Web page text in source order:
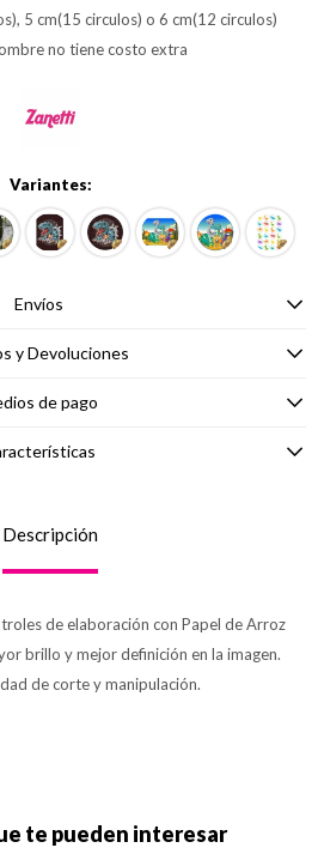
5 cm(15 circulos) o 6 cm(12 circulos)
no tiene costo extra
Variantes:
Envíos
y Devoluciones
de pago
Descripción
de elaboración con Papel de Arroz
brillo y mejor definición en la imagen.
de corte y manipulación.
te pueden interesar